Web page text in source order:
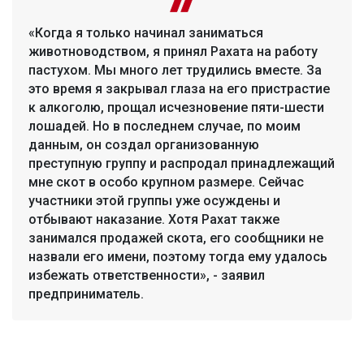
«Когда я только начинал заниматься
животноводством, я принял Рахата на работу
пастухом. Мы много лет трудились вместе. За
это время я закрывал глаза на его пристрастие
к алкоголю, прощал исчезновение пяти-шести
лошадей. Но в последнем случае, по моим
данным, он создал организованную
преступную группу и распродал принадлежащий
мне скот в особо крупном размере. Сейчас
участники этой группы уже осуждены и
отбывают наказание. Хотя Рахат также
занимался продажей скота, его сообщники не
назвали его имени, поэтому тогда ему удалось
избежать ответственности», - заявил
предприниматель.